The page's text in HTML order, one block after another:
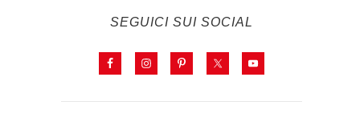
SEGUICI SUI SOCIAL